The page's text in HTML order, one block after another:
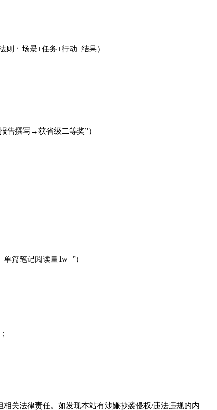
则：场景+任务+行动+结果）
告撰写→获省级二等奖”）
篇笔记阅读量1w+”）
关法律责任。如发现本站有涉嫌抄袭侵权/违法违规的内